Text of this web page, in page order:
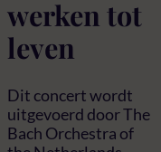
werken tot
leven
Dit concert wordt
uitgevoerd door The
Bach Orchestra of